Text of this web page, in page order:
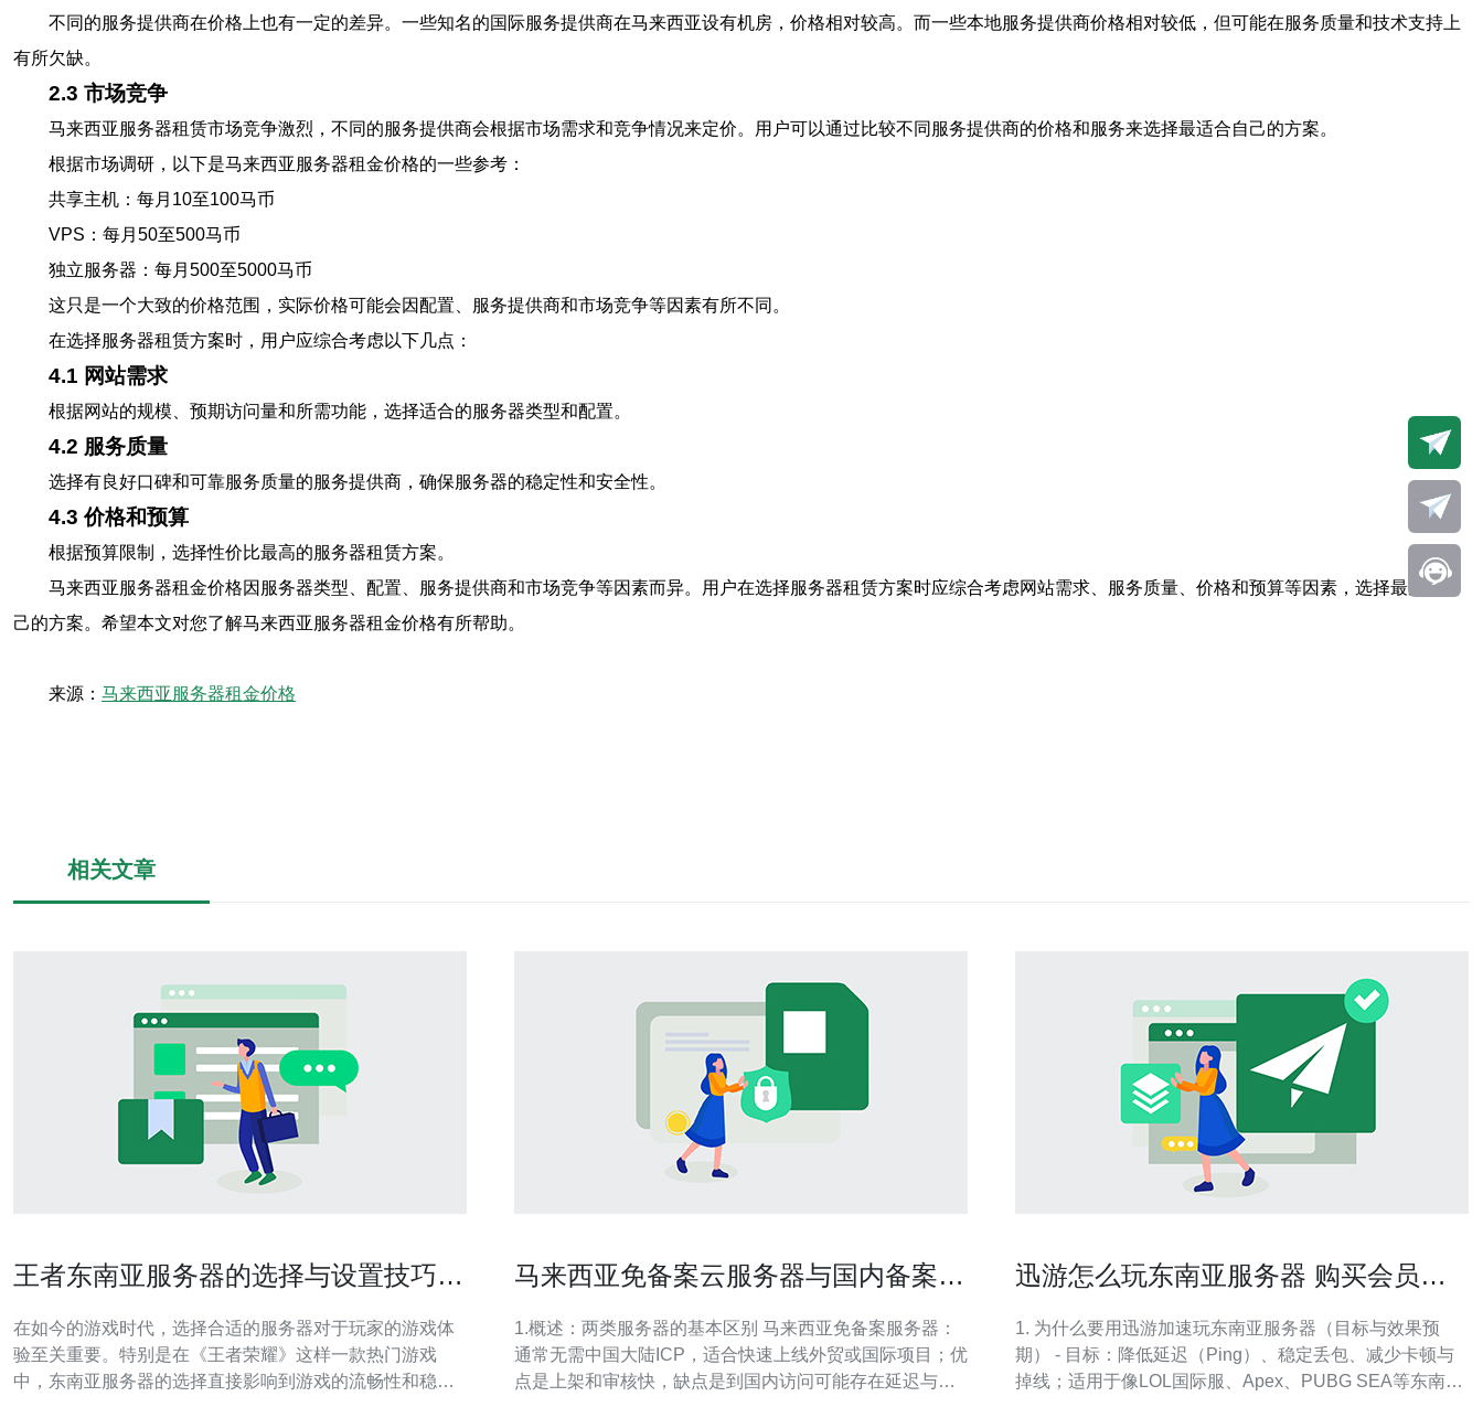
不同的服务提供商在价格上也有一定的差异。一些知名的国际服务提供商在马来西亚设有机房，价格相对较高。而一些本地服务提供商价格相对较低，但可能在服务质量和技术支持上
有所欠缺。
2.3 市场竞争
马来西亚服务器租赁市场竞争激烈，不同的服务提供商会根据市场需求和竞争情况来定价。用户可以通过比较不同服务提供商的价格和服务来选择最适合自己的方案。
根据市场调研，以下是马来西亚服务器租金价格的一些参考：
共享主机：每月10至100马币
VPS：每月50至500马币
独立服务器：每月500至5000马币
这只是一个大致的价格范围，实际价格可能会因配置、服务提供商和市场竞争等因素有所不同。
在选择服务器租赁方案时，用户应综合考虑以下几点：
4.1 网站需求
根据网站的规模、预期访问量和所需功能，选择适合的服务器类型和配置。
4.2 服务质量
选择有良好口碑和可靠服务质量的服务提供商，确保服务器的稳定性和安全性。
4.3 价格和预算
根据预算限制，选择性价比最高的服务器租赁方案。
马来西亚服务器租金价格因服务器类型、配置、服务提供商和市场竞争等因素而异。用户在选择服务器租赁方案时应综合考虑网站需求、服务质量、价格和预算等因素，选择最适合自
己的方案。希望本文对您了解马来西亚服务器租金价格有所帮助。
来源： 马来西亚服务器租金价格
相关文章
王者东南亚服务器的选择与设置技巧分
在如今的游戏时代，选择合适的服务器对于玩家的游戏体
验至关重要。特别是在《王者荣耀》这样一款热门游戏
中，东南亚服务器的选择直接影响到游戏的流畅性和稳定
马来西亚免备案云服务器与国内备案服
1.概述：两类服务器的基本区别 马来西亚免备案服务器：
通常无需中国大陆ICP，适合快速上线外贸或国际项目；优
点是上架和审核快，缺点是到国内访问可能存在延迟与丢
迅游怎么玩东南亚服务器 购买会员与
1. 为什么要用迅游加速玩东南亚服务器（目标与效果预
期） - 目标：降低延迟（Ping）、稳定丢包、减少卡顿与
掉线；适用于像LOL国际服、Apex、PUBG SEA等东南亚